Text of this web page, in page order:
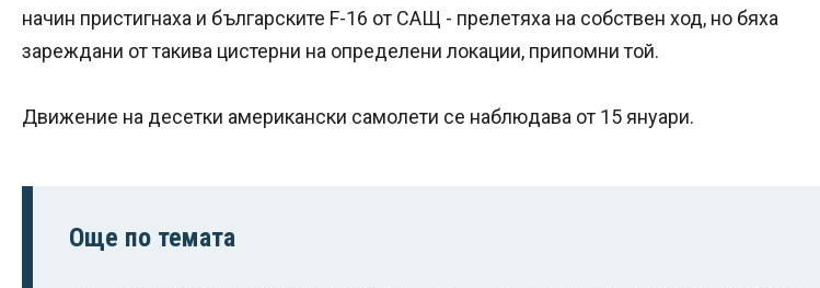
начин пристигнаха и българските F-16 от САЩ - прелетяха на собствен ход, но бяха
зареждани от такива цистерни на определени локации, припомни той.
Движение на десетки американски самолети се наблюдава от 15 януари.
Още по темата